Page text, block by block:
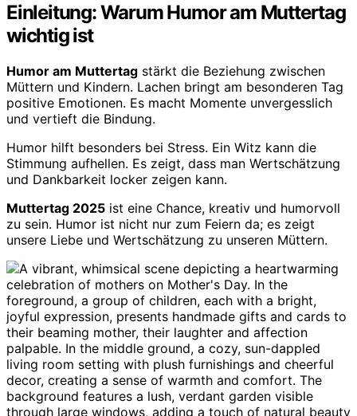
Einleitung: Warum Humor am Muttertag
wichtig ist
Humor am Muttertag stärkt die Beziehung zwischen
Müttern und Kindern. Lachen bringt am besonderen Tag
positive Emotionen. Es macht Momente unvergesslich
und vertieft die Bindung.
Humor hilft besonders bei Stress. Ein Witz kann die
Stimmung aufhellen. Es zeigt, dass man Wertschätzung
und Dankbarkeit locker zeigen kann.
Muttertag 2025 ist eine Chance, kreativ und humorvoll
zu sein. Humor ist nicht nur zum Feiern da; es zeigt
unsere Liebe und Wertschätzung zu unseren Müttern.